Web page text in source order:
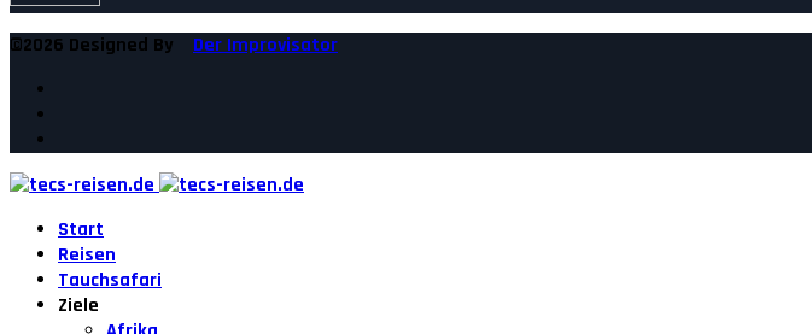
©2026 Designed By Der Improvisator
Start
Reisen
Tauchsafari
Ziele